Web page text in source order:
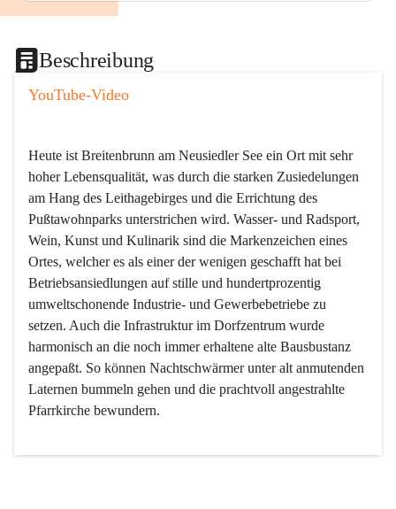
Beschreibung
YouTube-Video
Heute ist Breitenbrunn am Neusiedler See ein Ort mit sehr
hoher Lebensqualität, was durch die starken Zusiedelungen
am Hang des Leithagebirges und die Errichtung des
Pußtawohnparks unterstrichen wird. Wasser- und Radsport,
Wein, Kunst und Kulinarik sind die Markenzeichen eines
Ortes, welcher es als einer der wenigen geschafft hat bei
Betriebsansiedlungen auf stille und hundertprozentig
umweltschonende Industrie- und Gewerbebetriebe zu
setzen. Auch die Infrastruktur im Dorfzentrum wurde
harmonisch an die noch immer erhaltene alte Bausbustanz
angepaßt. So können Nachtschwärmer unter alt anmutenden
Laternen bummeln gehen und die prachtvoll angestrahlte
Pfarrkirche bewundern.
Der Weinbau dominert heute nicht mehr, ist aber integrativer